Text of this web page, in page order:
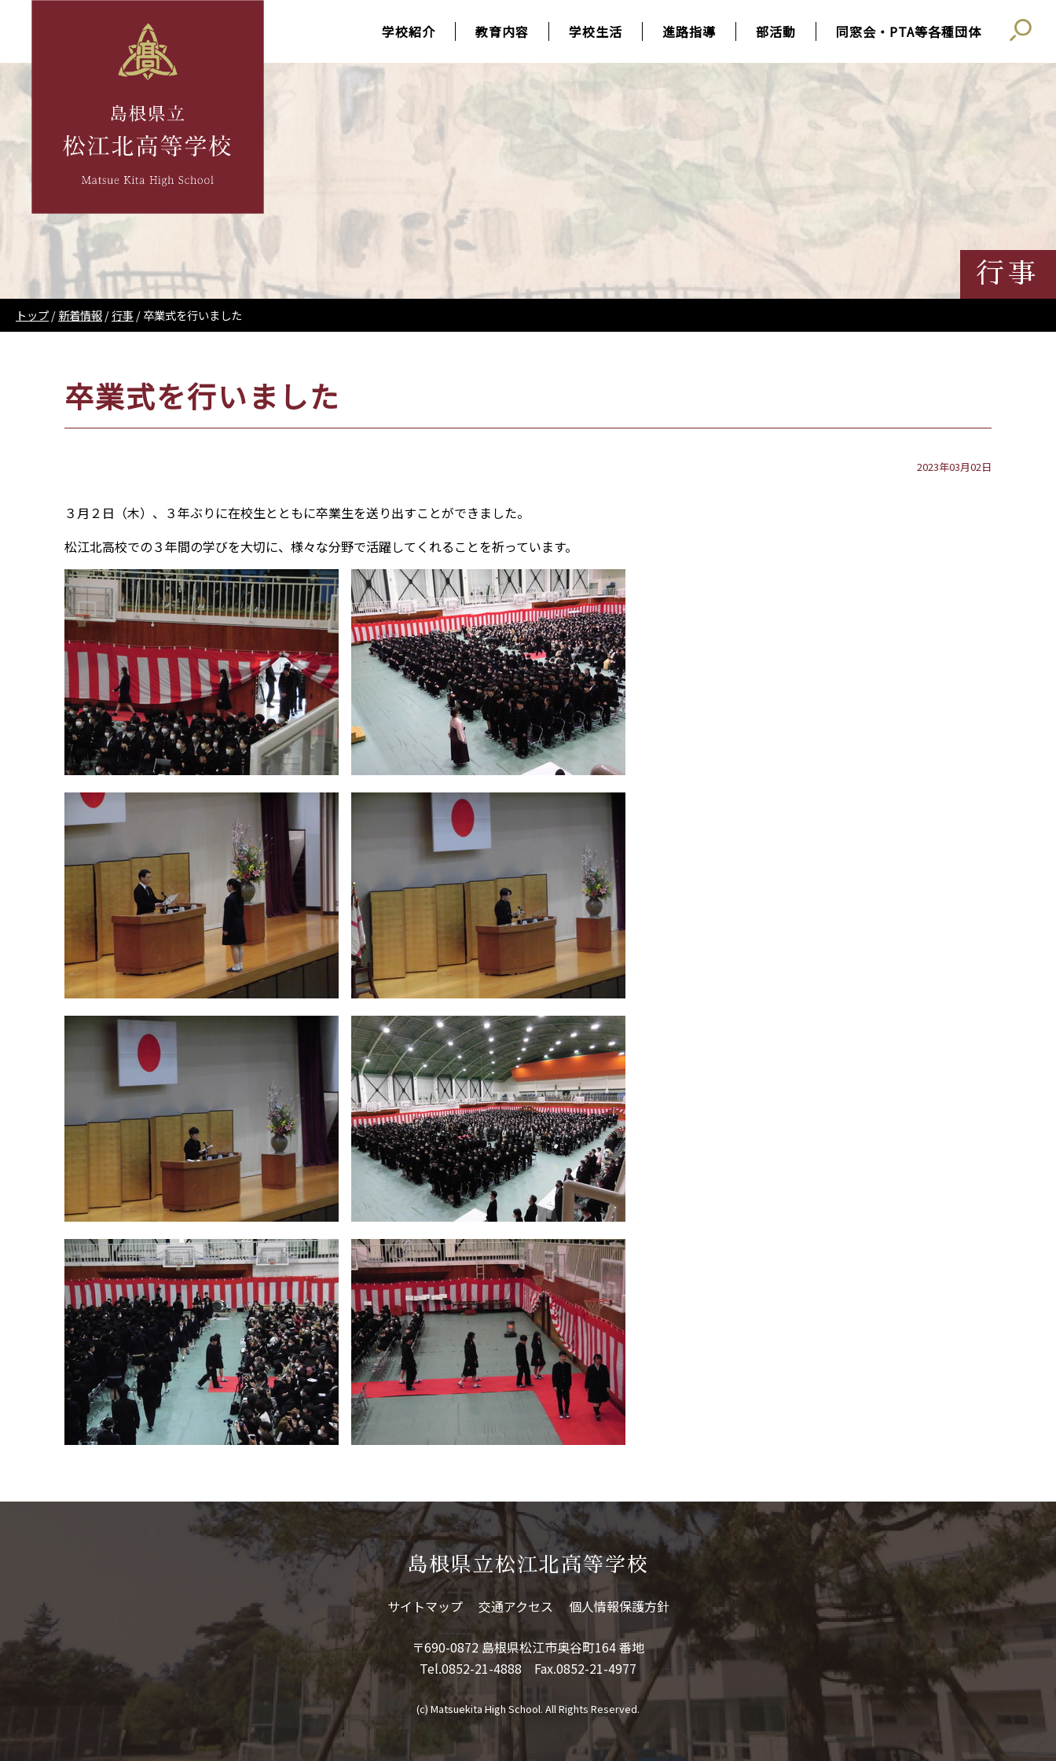
学校紹介
教育内容 学校生活 進路指導 部活動 同窓会・PTA等各種団体
行事
現
在
トップ/新着情報/行事/卒業式を行いました
卒業式を行いました
2023年03月02日
３月２日（木）、３年ぶりに在校生とともに卒業生を送り出すことができました。
松江北高校での３年間の学びを大切に、様々な分野で活躍してくれることを祈っています。
島根県立松江北高等学校
サイトマップ 交通アクセス 個人情報保護方針
〒690-0872 島根県松江市奥谷町164 番地
Tel.0852-21-4888 Fax.0852-21-4977
(c) Matsuekita High School. All Rights Reserved.